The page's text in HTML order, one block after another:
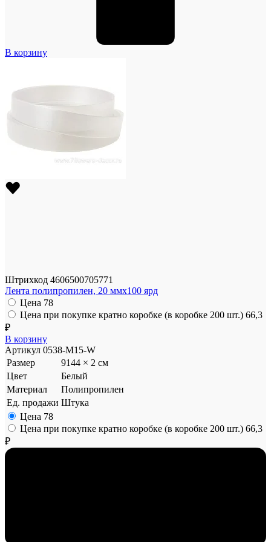
В корзину
Штрихкод 4606500705771
Лента полипропилен, 20 ммx100 ярд
Цена 78
Цена при покупке кратно коробке (в коробке 200 шт.) 66,3
₽
В корзину
Артикул 0538-M15-W
Размер
9144 × 2 см
Цвет
Белый
Материал
Полипропилен
Ед. продажи Штука
Цена 78
Цена при покупке кратно коробке (в коробке 200 шт.) 66,3
₽